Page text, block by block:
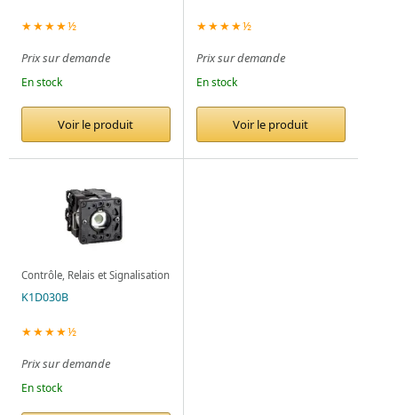
★★★★½
Prix sur demande
En stock
Voir le produit
★★★★½
Prix sur demande
En stock
Voir le produit
Contrôle, Relais et Signalisation
K1D030B
★★★★½
Prix sur demande
En stock